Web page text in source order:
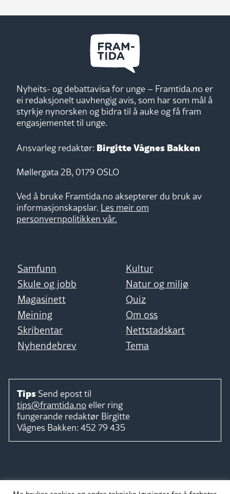
Nyheits- og debattavisa for unge – Framtida.no er
ei redaksjonelt uavhengig avis, som har som mål å
styrkje nynorsken og bidra til å auke og få fram
engasjementet til unge.
Ansvarleg redaktør: Birgitte Vågnes Bakken
Møllergata 2B, 0179 OSLO
Ved å bruke Framtida.no aksepterer du bruk av
informasjonskapslar. Les meir om
personvernpolitikken vår.
Samfunn
Kultur
Skule og jobb
Natur og miljø
Magasinett
Quiz
Meining
Om oss
Skribentar
Nettstadskart
Nyhendebrev
Tema
Tips Send epost til
tips@framtida.no eller ring
fungerande redaktør Birgitte
Vågnes Bakken: 452 79 435